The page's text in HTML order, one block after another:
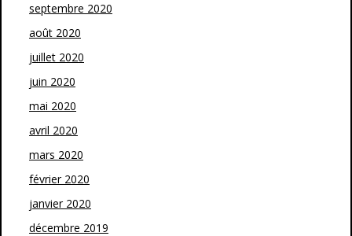
septembre 2020
août 2020
juillet 2020
juin 2020
mai 2020
avril 2020
mars 2020
février 2020
janvier 2020
décembre 2019